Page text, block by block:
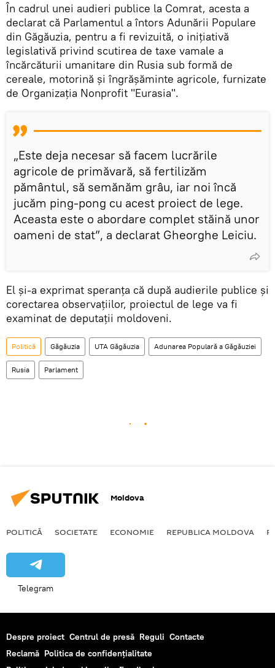
În cadrul unei audieri publice la Comrat, acesta a
declarat că Parlamentul a întors Adunării Populare
din Găgăuzia, pentru a fi revizuită, o inițiativă
legislativă privind scutirea de taxe vamale a
încărcăturii umanitare din Rusia sub formă de
cereale, motorină și îngrășăminte agricole, furnizate
de Organizația Nonprofit "Eurasia".
„Este deja necesar să facem lucrările
agricole de primăvară, să fertilizăm
pământul, să semănăm grâu, iar noi încă
jucăm ping-pong cu acest proiect de lege.
Aceasta este o abordare complet stăină unor
oameni de stat”, a declarat Gheorghe Leiciu.
El și-a exprimat speranța că după audierile publice și
corectarea observațiilor, proiectul de lege va fi
examinat de deputații moldoveni.
Politică Găgăuzia UTA Găgăuzia Adunarea Populară a Găgăuziei
Rusia Parlament
Moldova
POLITICĂ SOCIETATE ECONOMIE REPUBLICA MOLDOVA
Telegram
Despre proiect Centrul de presă Reguli Contacte
Reclamă Politica de confidențialitate